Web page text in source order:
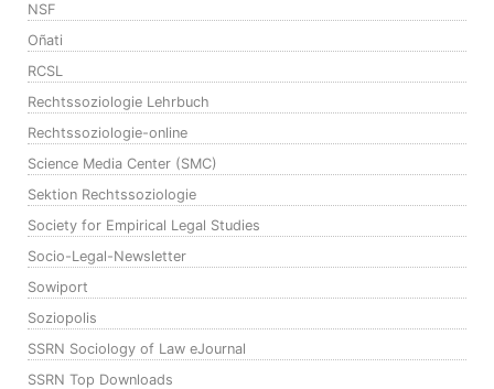
NSF
Oñati
RCSL
Rechtssoziologie Lehrbuch
Rechtssoziologie-online
Science Media Center (SMC)
Sektion Rechtssoziologie
Society for Empirical Legal Studies
Socio-Legal-Newsletter
Sowiport
Soziopolis
SSRN Sociology of Law eJournal
SSRN Top Downloads